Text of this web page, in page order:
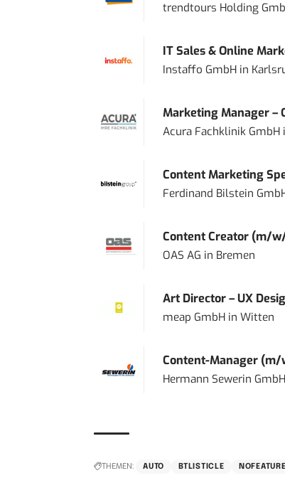
trendtours Holding
IT Sales & Online
Instaffo GmbHin
Marketing Manager –
Acura Fachklinik GmbH
Content Marketing
Ferdinand Bilstein
Content Creator (m/
OAS AG in Bremen
Art Director – UX
meap GmbHin Witten
Content-Manager
Hermann Sewerin GmbH
THEMEN: AUTO BTLISTICLE NOFEATURE